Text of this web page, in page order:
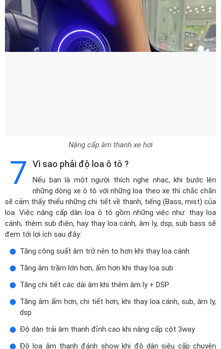
Nậng cấp âm thanh xe hơi
7 Vì sao phải độ loa ô tô ?
Nếu bạn là một người thích nghe nhạc, khi bước lên
những dòng xe ô tô với những loa theo xe thì chắc chắn
sẽ cảm thấy thiếu những chi tiết về thanh, tiếng (Bass, mist) của
loa. Việc nâng cấp dàn loa ô tô gồm những việc như: thay loa
cánh, thêm sub điện, hay thay loa cánh, âm ly, dsp, sub bass sẽ
đem tới lợi ích sau đây:
Tăng công suất âm trở nên to hơn khi thay loa cánh
Tăng âm trầm lớn hơn, ấm hơn khi thay loa sub
Tăng chi tiết các dải âm khi thêm âm ly + DSP
Tăng âm ấm hơn, chi tiết hơn, khi thay loa cánh, sub, âm ly,
dsp
Độ dàn trải âm thanh đỉnh cao khi nâng cấp cột 3way
Độ loa âm thanh đánh show khi độ dàn siêu cấp chuyên